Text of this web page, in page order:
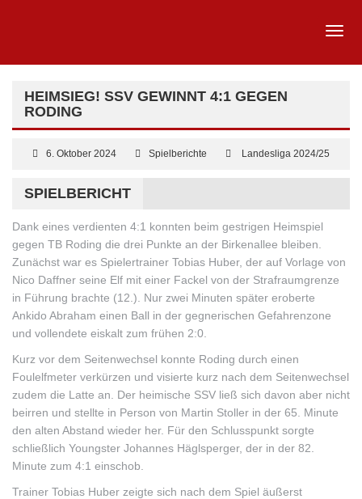
HEIMSIEG! SSV GEWINNT 4:1 GEGEN
RODING
6. Oktober 2024 Spielberichte Landesliga 2024/25
SPIELBERICHT
Dank eines verdienten 4:1 konnten beim gestrigen Heimspiel
gegen TB Roding die drei Punkte an der Birkenallee bleiben.
Zunächst war es Spielertrainer Tobias Huber, der auf Vorlage von
Nico Daffner seine Elf mit einer Fackel von der Strafraumgrenze
in Führung brachte (12.). Nur zwei Minuten später eroberte
Ankido Abraham einen Ball in der gegnerischen Gefahrenzone
und vollendete eiskalt zum frühen 2:0.
Kurz vor dem Seitenwechsel konnte Roding durch einen
Foulelfmeter verkürzen und visierte kurz nach dem Seitenwechsel
zudem die Latte an. Der heimische SSV ließ sich davon aber nicht
beirren und stellte in Person von Martin Stoller in der 65. Minute
den alten Abstand wieder her. Für den Schlusspunkt sorgte
schließlich Youngster Johannes Häglsperger, der in der 82.
Minute zum 4:1 einschob.
Trainer Tobias Huber zeigte sich nach dem Spiel äußerst